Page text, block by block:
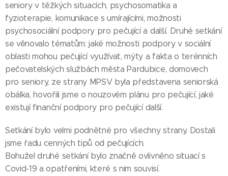
seniory v těžkých situacích, psychosomatika a
fyzioterapie, komunikace s umírajícími, možnosti
psychosociální podpory pro pečující a další. Druhé setkání
se věnovalo tématům: jaké možnosti podpory v sociální
oblasti mohou pečující využívat, mýty a fakta o terénních
pečovatelských službách města Pardubice, domovech
pro seniory, ze strany MPSV byla představena seniorská
obálka, hovořili jsme o nouzovém plánu pro pečující, jaké
existují finanční podpory pro pečující další.
Setkání bylo velmi podnětné pro všechny strany. Dostali
jsme řadu cenných tipů od pečujících.
Bohužel druhé setkání bylo značně ovlivněno situací s
Covid-19 a opatřeními, které s nim souvisí.